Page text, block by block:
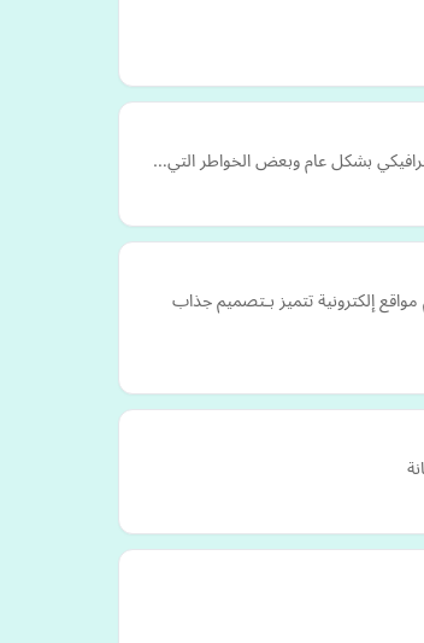
إلكترونية تتميز بـتصميم جذاب